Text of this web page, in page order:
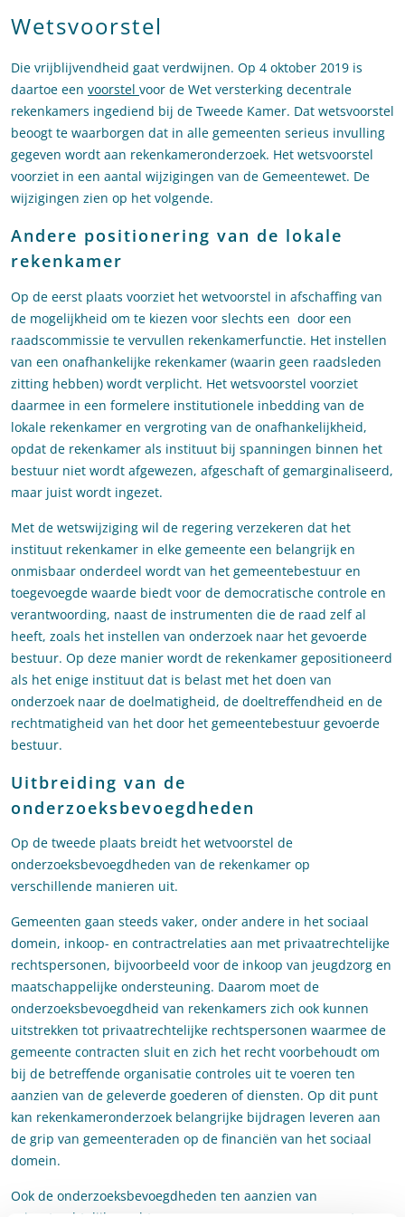
Wetsvoorstel
Die vrijblijvendheid gaat verdwijnen. Op 4 oktober 2019 is
daartoe een voorstel voor de Wet versterking decentrale
rekenkamers ingediend bij de Tweede Kamer. Dat wetsvoorstel
beoogt te waarborgen dat in alle gemeenten serieus invulling
gegeven wordt aan rekenkameronderzoek. Het wetsvoorstel
voorziet in een aantal wijzigingen van de Gemeentewet. De
wijzigingen zien op het volgende.
Andere positionering van de lokale
rekenkamer
Op de eerst plaats voorziet het wetvoorstel in afschaffing van
de mogelijkheid om te kiezen voor slechts een door een
raadscommissie te vervullen rekenkamerfunctie. Het instellen
van een onafhankelijke rekenkamer (waarin geen raadsleden
zitting hebben) wordt verplicht. Het wetsvoorstel voorziet
daarmee in een formelere institutionele inbedding van de
lokale rekenkamer en vergroting van de onafhankelijkheid,
opdat de rekenkamer als instituut bij spanningen binnen het
bestuur niet wordt afgewezen, afgeschaft of gemarginaliseerd,
maar juist wordt ingezet.
Met de wetswijziging wil de regering verzekeren dat het
instituut rekenkamer in elke gemeente een belangrijk en
onmisbaar onderdeel wordt van het gemeentebestuur en
toegevoegde waarde biedt voor de democratische controle en
verantwoording, naast de instrumenten die de raad zelf al
heeft, zoals het instellen van onderzoek naar het gevoerde
bestuur. Op deze manier wordt de rekenkamer gepositioneerd
als het enige instituut dat is belast met het doen van
onderzoek naar de doelmatigheid, de doeltreffendheid en de
rechtmatigheid van het door het gemeentebestuur gevoerde
bestuur.
Uitbreiding van de
onderzoeksbevoegdheden
Op de tweede plaats breidt het wetvoorstel de
onderzoeksbevoegdheden van de rekenkamer op
verschillende manieren uit.
Gemeenten gaan steeds vaker, onder andere in het sociaal
domein, inkoop- en contractrelaties aan met privaatrechtelijke
rechtspersonen, bijvoorbeeld voor de inkoop van jeugdzorg en
maatschappelijke ondersteuning. Daarom moet de
onderzoeksbevoegdheid van rekenkamers zich ook kunnen
uitstrekken tot privaatrechtelijke rechtspersonen waarmee de
gemeente contracten sluit en zich het recht voorbehoudt om
bij de betreffende organisatie controles uit te voeren ten
aanzien van de geleverde goederen of diensten. Op dit punt
kan rekenkameronderzoek belangrijke bijdragen leveren aan
de grip van gemeenteraden op de financiën van het sociaal
domein.
Ook de onderzoeksbevoegdheden ten aanzien van